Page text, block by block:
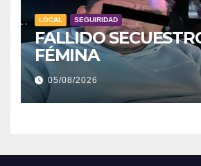
LOCAL SEGUIRIDAD
FALLIDO
FÉMINA
05/08/2026